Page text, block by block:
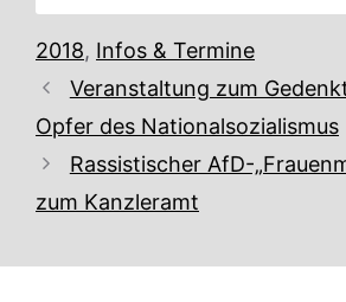
Kategorien
2018, Infos & Termine
Veranstaltung zum
Opfer des Nationalsozialismus
Rassistischer AfD-
zum Kanzleramt